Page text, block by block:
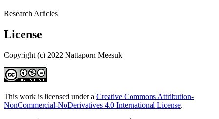
Research Articles
License
Copyright (c) 2022 Nattaporn Meesuk
This work is licensed under a Creative Commons Attribution-
NonCommercial-NoDerivatives 4.0 International License.